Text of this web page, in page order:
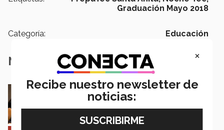
Graduación Mayo 2018
Categoría: Educación
Notas Relacionadas
En la ONU: mexicana y EXATEC representó en
Nueva York a la juventud
×
Recibe nuestro newsletter de
noticias: